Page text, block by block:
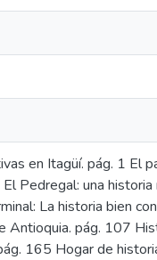
en Itagüí. pág. 1 El
Pedregal: una
La historia bien
Antioquia. pág. 107
165 Hogar de